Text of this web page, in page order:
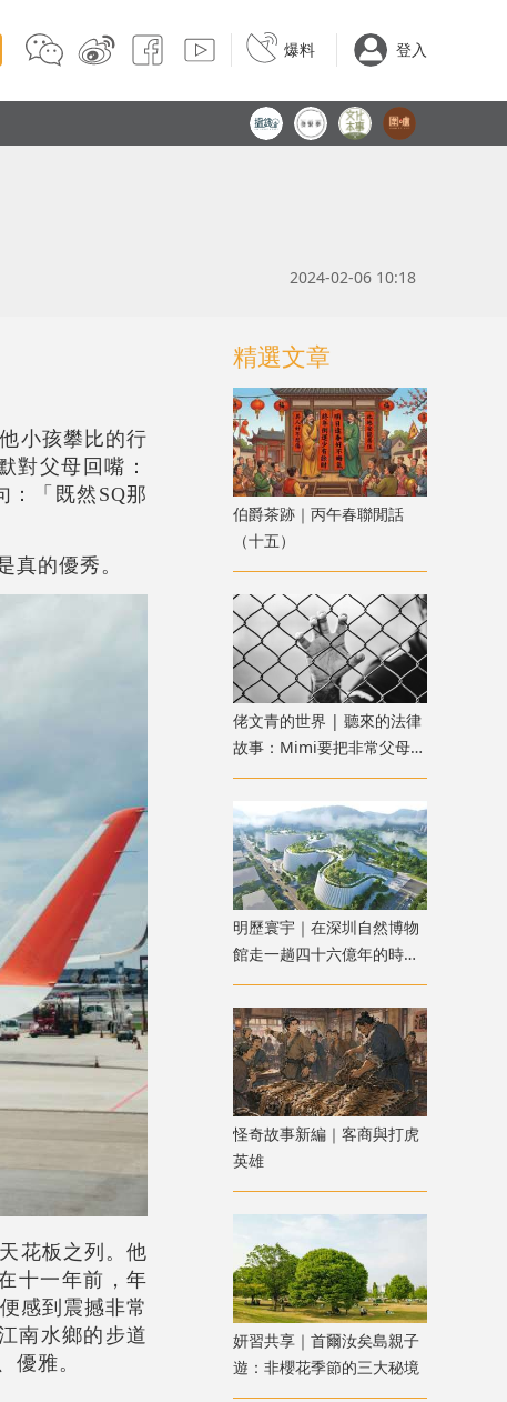
爆料 登入
2024-02-06 10:18
小孩攀比的行
對父母回嘴：
：「既然SQ那
真的優秀。
花板之列。他
十一年前，年
便感到震撼非常
南水鄉的步道
優雅。
精選文章
伯爵茶跡｜丙午春聯閒話
（十五）
佬文青的世界 | 聽來的法律
故事：Mimi要把非常父母送
進監獄：惡魔父母？還是邪
明歷寰宇｜在深圳自然博物
館走一趟四十六億年的時空
之旅
怪奇故事新編｜客商與打虎
英雄
妍習共享｜首爾汝矣島親子
遊：非櫻花季節的三大秘境